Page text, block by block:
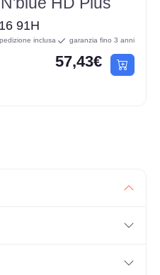
91H
inclusa garanzia fino 3 anni
57,43€